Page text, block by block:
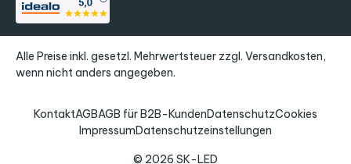
Alle Preise inkl. gesetzl. Mehrwertsteuer zzgl. Versandkosten,
wenn nicht anders angegeben.
© 2026 SK-LED
KontaktAGBAGB für B2B-KundenDatenschutzCookies
ImpressumDatenschutzeinstellungen